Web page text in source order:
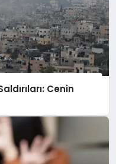
Cenin